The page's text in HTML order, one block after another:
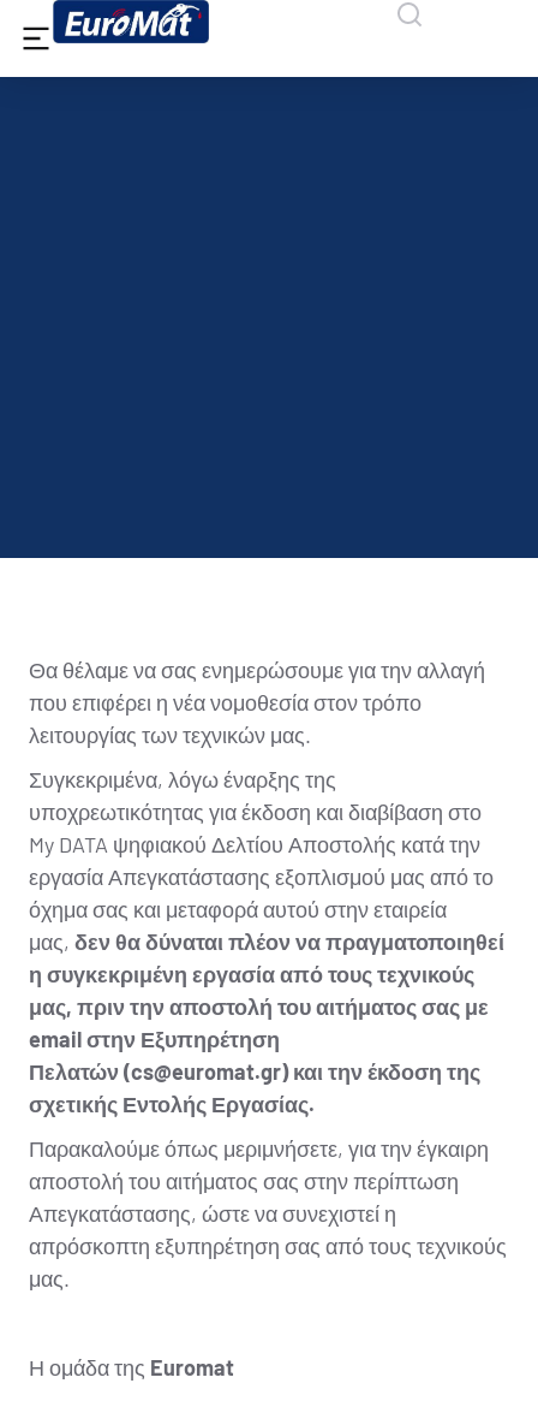
Θα θέλαμε να σας ενημερώσουμε για την αλλαγή
που επιφέρει η νέα νομοθεσία στον τρόπο
λειτουργίας των τεχνικών μας.
Συγκεκριμένα, λόγω έναρξης της
υποχρεωτικότητας για έκδοση και διαβίβαση στο
My DATA ψηφιακού Δελτίου Αποστολής κατά την
εργασία Απεγκατάστασης εξοπλισμού μας από το
όχημα σας και μεταφορά αυτού στην εταιρεία
μας, δεν θα δύναται πλέον να πραγματοποιηθεί
η συγκεκριμένη εργασία από τους τεχνικούς
μας, πριν την αποστολή του αιτήματος σας με
email στην Εξυπηρέτηση
Πελατών (cs@euromat.gr) και την έκδοση της
σχετικής Εντολής Εργασίας.
Παρακαλούμε όπως μεριμνήσετε, για την έγκαιρη
αποστολή του αιτήματος σας στην περίπτωση
Απεγκατάστασης, ώστε να συνεχιστεί η
απρόσκοπτη εξυπηρέτηση σας από τους τεχνικούς
μας.
Η ομάδα της Euromat